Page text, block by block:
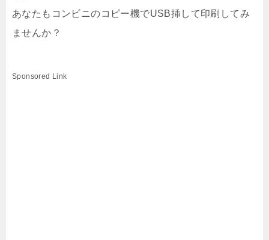
あなたもコンビニのコピー機でUSB挿して印刷してみ
ませんか？
Sponsored Link